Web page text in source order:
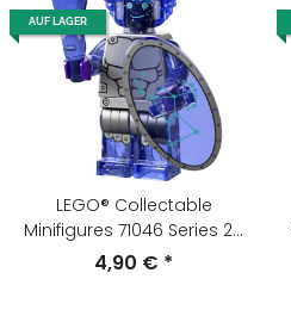
AUF LAGER
LEGO® Collectable
Minifigures 71046 Series 26
Minifigur Orion
4,90 € *